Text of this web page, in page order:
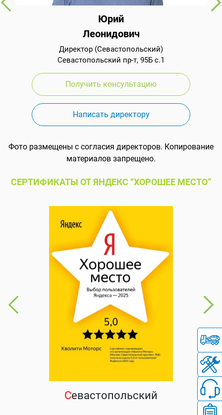
Юрий
Леонидович
Директор (Севастопольский)
Севастопольский пр-т, 95Б с.1
Получить консультацию
Написать директору
Фото размещены с согласия директоров. Копирование
материалов запрещено.
СЕРТИФИКАТЫ ОТ ЯНДЕКС “ХОРОШЕЕ МЕСТО”
Севастопольский